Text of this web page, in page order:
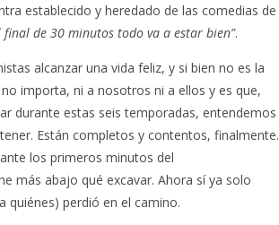
establecido y heredado de las comedias de
de 30 minutos todo va a estar bien”.
alcanzar una vida feliz, y si bien no es la
importa, ni a nosotros ni a ellos y es que,
durante estas seis temporadas, entendemos
Están completos y contentos, finalmente.
los primeros minutos del
más abajo qué excavar. Ahora sí ya solo
quiénes) perdió en el camino.